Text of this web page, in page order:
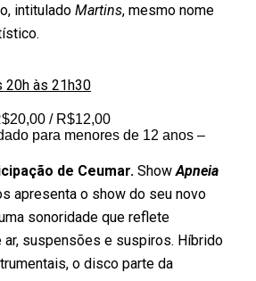
intitulado Martins, mesmo nome
20h às 21h30
/ R$12,00
para menores de 12 anos –
de Ceumar. ShowApneia
apresenta o show do seu novo
sonoridade que reflete
suspensões e suspiros. Híbrido
o disco parte da